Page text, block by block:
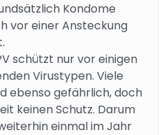
Kondome
vor einer Ansteckung
schützt nur vor einigen
Virustypen. Viele
ebenso gefährlich, doch
keinen Schutz. Darum
einmal im Jahr